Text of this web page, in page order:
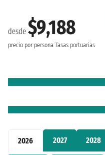
2026 2027 2028
desde $9,188
precio por persona Tasas portuarias